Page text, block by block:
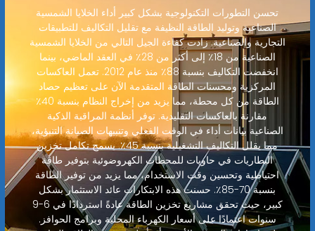
تحسن التطورات التكنولوجية بشكل كبير أداء الخلايا الشمسية
الصناعية وتوليد الطاقة النظيفة مع تقليل التكاليف للتطبيقات
التجارية والصناعية. زادت كفاءة الجيل التالي من الخلايا الشمسية
الصناعية من 18٪ إلى أكثر من 28٪ في العقد الماضي، بينما
انخفضت التكاليف بنسبة 88٪ منذ عام 2012. تعمل العاكسات
المركزية ومحسنات الطاقة المتقدمة الآن على تعظيم حصاد
الطاقة من كل محطة، مما يزيد من إخراج النظام بنسبة 40٪
مقارنة بالعاكسات التقليدية. توفر أنظمة المراقبة الذكية
الصناعية بيانات أداء في الوقت الفعلي وتنبيهات الصيانة التنبؤية،
مما يقلل التكاليف التشغيلية بنسبة 45٪. يسمح تكامل تخزين
البطاريات في حاويات للمحطات الكهروضوئية بتوفير طاقة
احتياطية وتحسين وقت الاستخدام، مما يزيد من توفير الطاقة
بنسبة 70-85٪. حسنت هذه الابتكارات عائد الاستثمار بشكل
كبير، حيث تحقق مشاريع تخزين الطاقة عادةً استردادًا في 6-9
سنوات اعتمادًا على أسعار الكهرباء المحلية وبرامج الحوافز.